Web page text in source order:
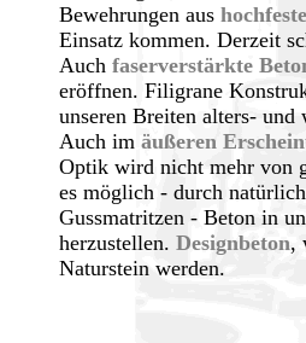
Bewehrungen aus
Einsatz kommen. Derzeit
Auch faserverstärkte
eröffnen. Filigrane
unseren Breiten alters- und
Auch im äußeren
Optik wird nicht mehr von
es möglich - durch
Gussmatritzen - Beton in
herzustellen. Designbeton,
Naturstein werden.